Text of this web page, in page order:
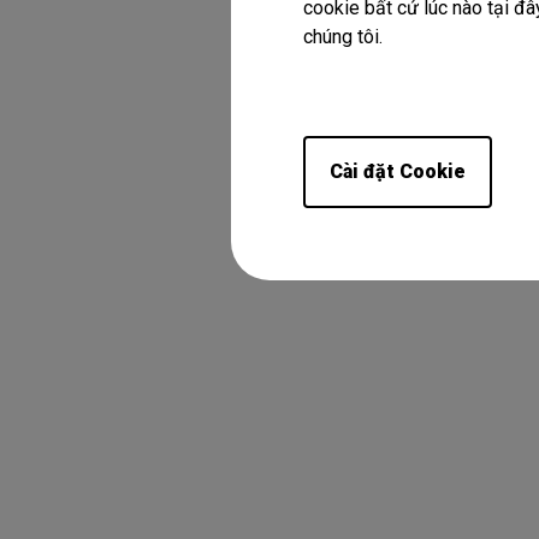
cookie bất cứ lúc nào tại
chúng tôi.
Cài đặt Cookie